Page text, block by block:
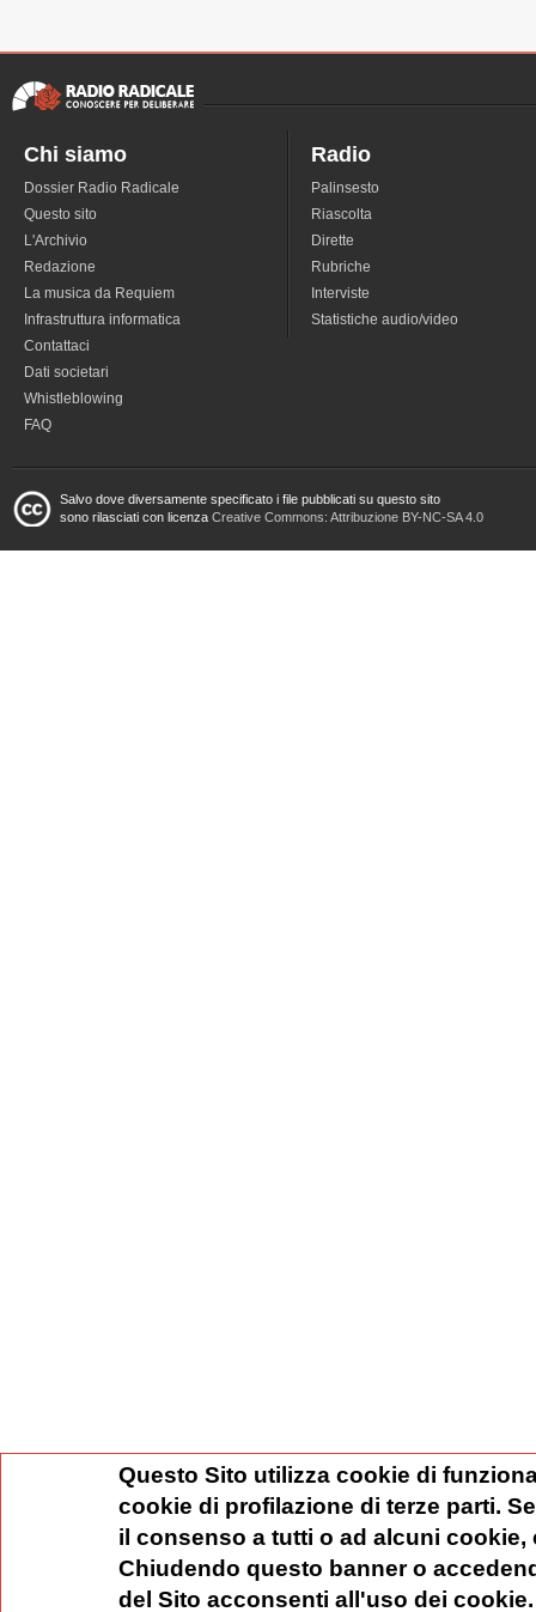
Chi siamo
Dossier Radio Radicale
Questo sito
L'Archivio
Redazione
La musica da Requiem
Infrastruttura informatica
Contattaci
Dati societari
Whistleblowing
FAQ
Radio
Palinsesto
Riascolta
Dirette
Rubriche
Interviste
Statistiche audio/video
Salvo dove diversamente specificato i file pubblicati su questo sito
sono rilasciati con licenza Creative Commons: Attribuzione BY-NC-SA 4.0
Questo Sito utilizza cookie di
cookie di profilazione di terze parti.
il consenso a tutti o ad alcuni
Chiudendo questo banner o
del Sito acconsenti all'uso dei cookie.